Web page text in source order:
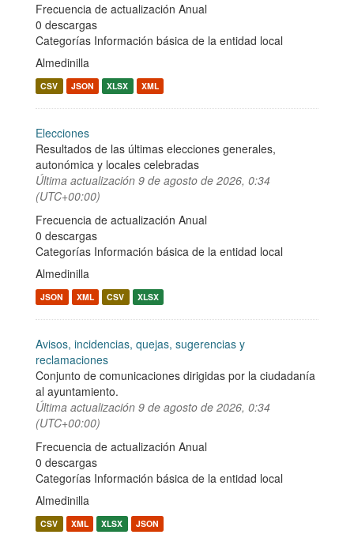
Frecuencia de actualización Anual
0 descargas
Categorías Información básica de la entidad local
Almedinilla
CSV JSON XLSX XML
Elecciones
Resultados de las últimas elecciones generales,
autonómica y locales celebradas
Última actualización 9 de agosto de 2026, 0:34
(UTC+00:00)
Frecuencia de actualización Anual
0 descargas
Categorías Información básica de la entidad local
Almedinilla
JSON XML CSV XLSX
Avisos, incidencias, quejas, sugerencias y
reclamaciones
Conjunto de comunicaciones dirigidas por la ciudadanía
al ayuntamiento.
Última actualización 9 de agosto de 2026, 0:34
(UTC+00:00)
Frecuencia de actualización Anual
0 descargas
Categorías Información básica de la entidad local
Almedinilla
CSV XML XLSX JSON